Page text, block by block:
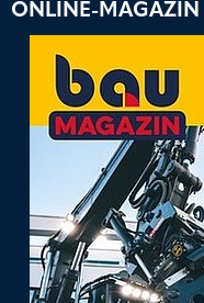
ONLINE-MAGAZIN